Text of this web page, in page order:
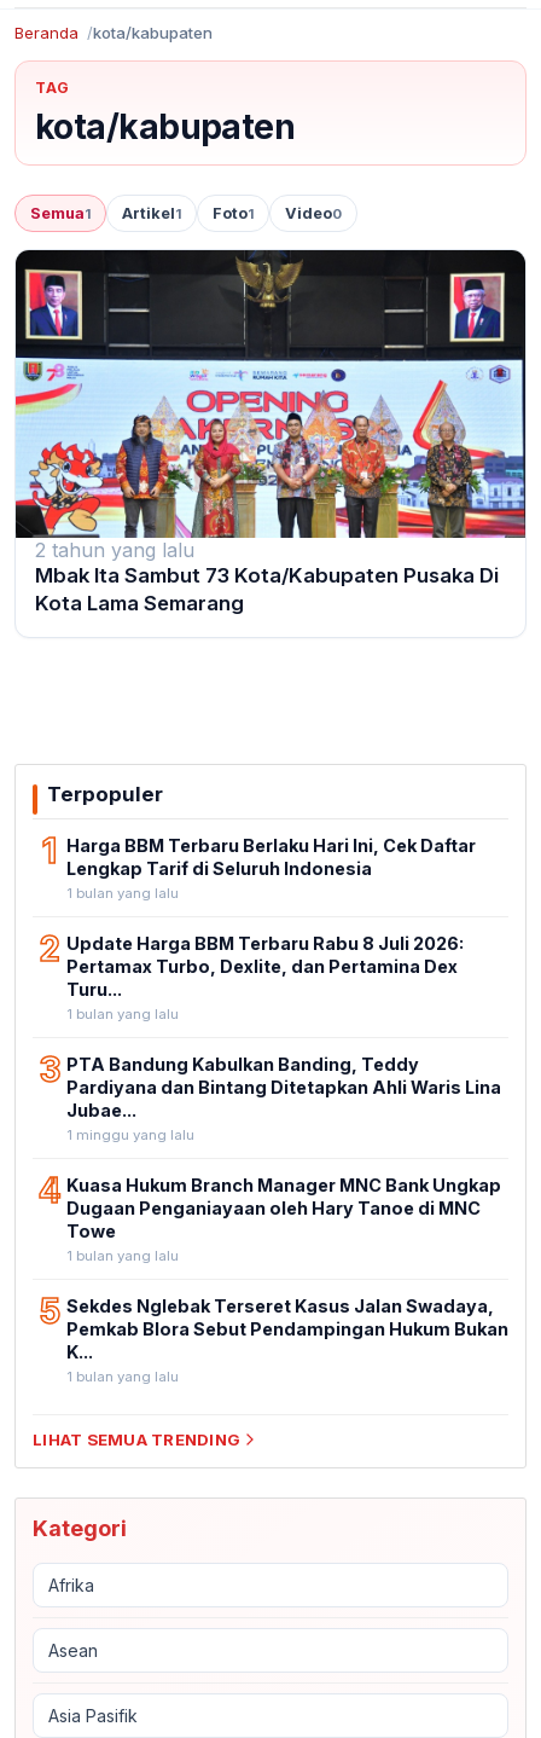
Beranda kota/kabupaten
TAG
kota/kabupaten
Semua1 Artikel1 Foto1 Video0
2 tahun yang lalu
Mbak Ita Sambut 73 Kota/Kabupaten Pusaka Di
Kota Lama Semarang
Terpopuler
1 Harga BBM Terbaru Berlaku Hari Ini, Cek Daftar
Lengkap Tarif di Seluruh Indonesia
1 bulan yang lalu
2 Update Harga BBM Terbaru Rabu 8 Juli 2026:
Pertamax Turbo, Dexlite, dan Pertamina Dex
Turu...
1 bulan yang lalu
3 PTA Bandung Kabulkan Banding, Teddy
Pardiyana dan Bintang Ditetapkan Ahli Waris Lina
Jubae...
1 minggu yang lalu
4 Kuasa Hukum Branch Manager MNC Bank Ungkap
Dugaan Penganiayaan oleh Hary Tanoe di MNC
Towe
1 bulan yang lalu
5 Sekdes Nglebak Terseret Kasus Jalan Swadaya,
Pemkab Blora Sebut Pendampingan Hukum Bukan
K...
1 bulan yang lalu
LIHAT SEMUA TRENDING
Kategori
Afrika
Asean
Asia Pasifik